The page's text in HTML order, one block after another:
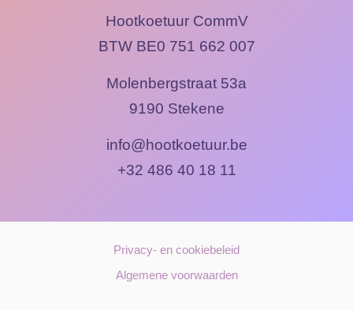
Hootkoetuur CommV
BTW BE0 751 662 007
Molenbergstraat 53a
9190 Stekene
info@hootkoetuur.be
+32 486 40 18 11
Privacy- en cookiebeleid
Algemene voorwaarden